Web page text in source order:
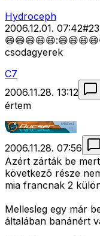
Hydroceph
2006.12.01. 07:42#23
csodagyerek
C7
2006.11.28. 13:12
értem
2006.11.28. 07:56
Azért zárták be
következõ része
mia francnak 2
Mellesleg egy már
általában banánért